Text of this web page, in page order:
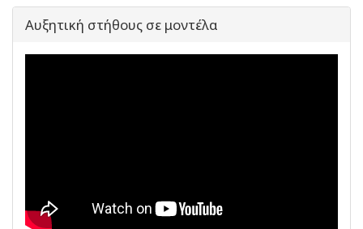
Αυξητική στήθους σε μοντέλα